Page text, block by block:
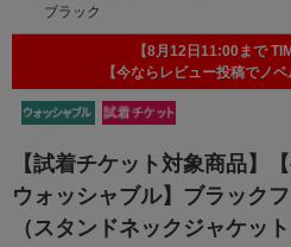
ブラック
【試着チケット対象商品】
ウォッシャブル】ブラック
（スタンドネックジャケッ
【8月12日11:00まで
【今ならレビュー投稿でノ